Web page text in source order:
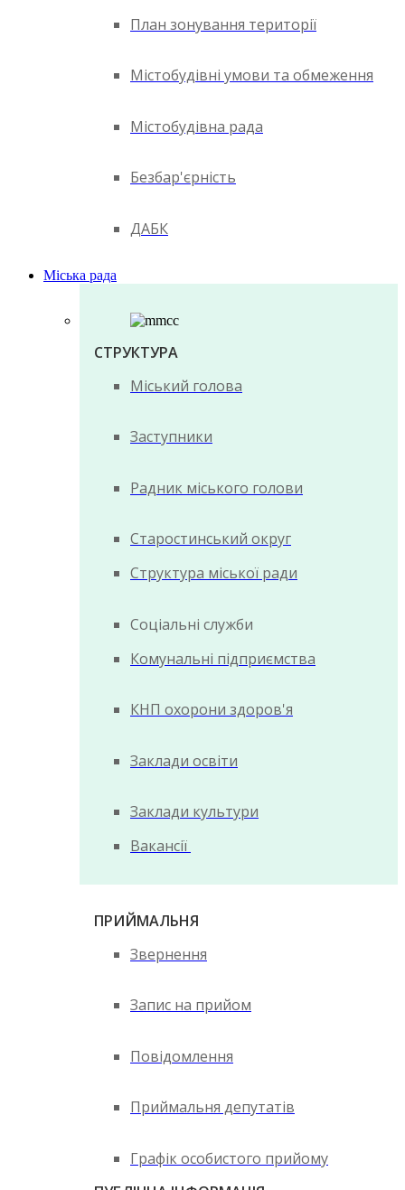
План зонування території
Містобудівні умови та обмеження
Містобудівна рада
Безбар'єрність
ДАБК
Міська рада
СТРУКТУРА
Міський голова
Заступники
Радник міського голови
Старостинський округ
Структура міської ради
Соціальні служби
Комунальні підприємства
КНП охорони здоров'я
Заклади освіти
Заклади культури
Вакансії
ПРИЙМАЛЬНЯ
Звернення
Запис на прийом
Повідомлення
Приймальня депутатів
Графік особистого прийому